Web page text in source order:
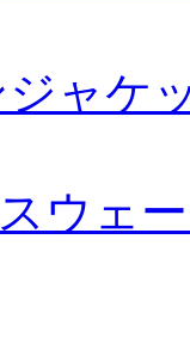
ャケ
ウェ